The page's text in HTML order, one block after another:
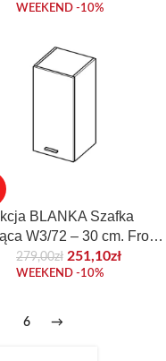
WEEKEND -10%
BLANKA Szafka
W3/72 – 30 cm. Front
lub akrylowy.
279,00zł 251,10zł
WEEKEND -10%
6 →